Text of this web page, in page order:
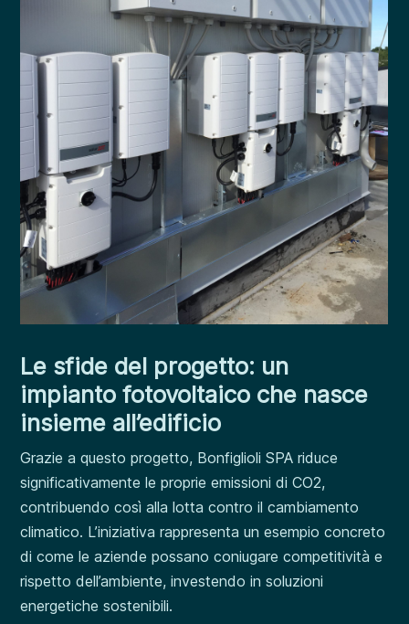
Le sfide del progetto: un
impianto fotovoltaico che nasce
insieme all’edificio
Grazie a questo progetto, Bonfiglioli SPA riduce
significativamente le proprie emissioni di CO2,
contribuendo così alla lotta contro il cambiamento
climatico. L’iniziativa rappresenta un esempio concreto
di come le aziende possano coniugare competitività e
rispetto dell’ambiente, investendo in soluzioni
energetiche sostenibili.